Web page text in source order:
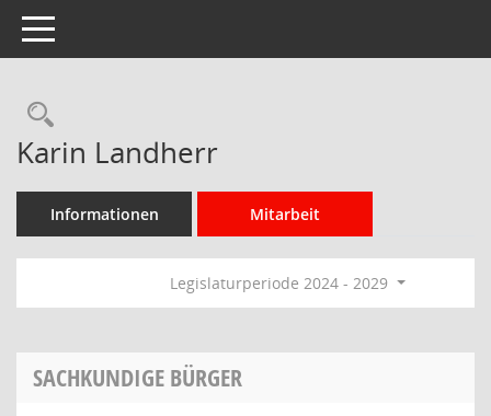
Toggle navigation
Rechercheauswahl
Karin Landherr
Informationen Mitarbeit
Legislaturperiode 2024 - 2029
SACHKUNDIGE BÜRGER